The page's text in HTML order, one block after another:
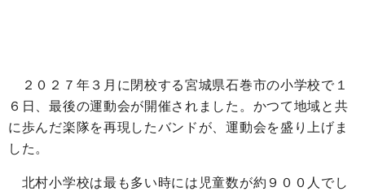
２０２７年３月に閉校する宮城県石巻市の小学校で１
６日、最後の運動会が開催されました。かつて地域と共
に歩んだ楽隊を再現したバンドが、運動会を盛り上げま
した。
北村小学校は最も多い時には児童数が約９００人でし